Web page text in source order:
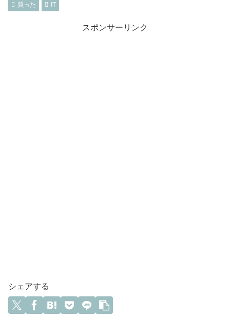
買った IT
スポンサーリンク
シェアする